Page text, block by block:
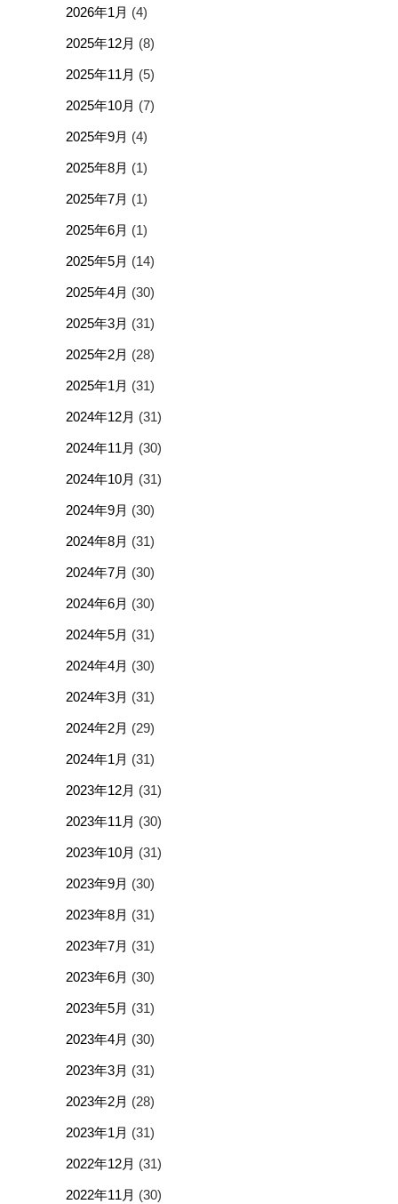
2026年1月 (4)
2025年12月 (8)
2025年11月 (5)
2025年10月 (7)
2025年9月 (4)
2025年8月 (1)
2025年7月 (1)
2025年6月 (1)
2025年5月 (14)
2025年4月 (30)
2025年3月 (31)
2025年2月 (28)
2025年1月 (31)
2024年12月 (31)
2024年11月 (30)
2024年10月 (31)
2024年9月 (30)
2024年8月 (31)
2024年7月 (30)
2024年6月 (30)
2024年5月 (31)
2024年4月 (30)
2024年3月 (31)
2024年2月 (29)
2024年1月 (31)
2023年12月 (31)
2023年11月 (30)
2023年10月 (31)
2023年9月 (30)
2023年8月 (31)
2023年7月 (31)
2023年6月 (30)
2023年5月 (31)
2023年4月 (30)
2023年3月 (31)
2023年2月 (28)
2023年1月 (31)
2022年12月 (31)
2022年11月 (30)